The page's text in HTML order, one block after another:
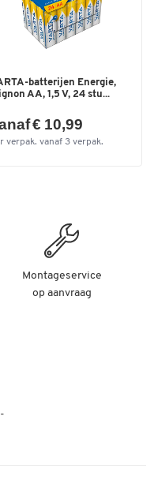
batterijen Energie,
AA, 1,5 V, 24 stu...
€ 10,99
verpak. vanaf 3 verpak.
Montageservice
op aanvraag